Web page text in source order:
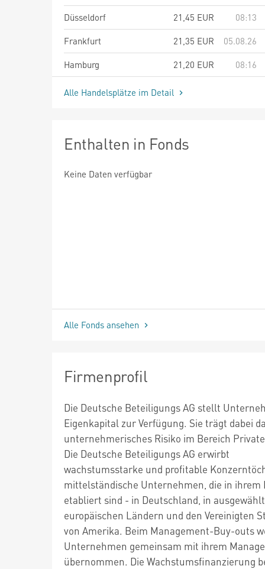
Düsseldorf
21,45 EUR
08:13
Frankfurt
21,35 EUR
05.08.26
Hamburg
21,20 EUR 08:16
Alle Handelsplätze im Detail
Enthalten in Fonds
Keine Daten verfügbar
Alle Fonds ansehen
Firmenprofil
Die Deutsche Beteiligungs AG stellt
Eigenkapital zur Verfügung. Sie trägt dabei
unternehmerisches Risiko im Bereich
Die Deutsche Beteiligungs AG erwirbt
wachstumsstarke und profitable
mittelständische Unternehmen, die in ihrem
etabliert sind - in Deutschland, in
europäischen Ländern und den Vereinigten
von Amerika. Beim Management-Buy-outs
Unternehmen gemeinsam mit ihrem
übernommen. Die Wachstumsfinanzierung